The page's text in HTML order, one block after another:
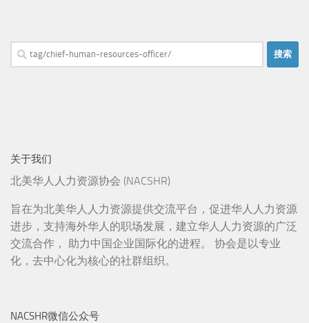
搜
索：
关于我们
北美华人人力资源协会 (NACSHR)
旨在为北美华人人力资源提供交流平台，促进华人人力资源
进步，支持海外华人的职场发展，建立华人人力资源的广泛
交流合作， 助力中国企业国际化的进程。 协会是以专业
化，去中心化为核心的社群组织。
NACSHR微信公众号